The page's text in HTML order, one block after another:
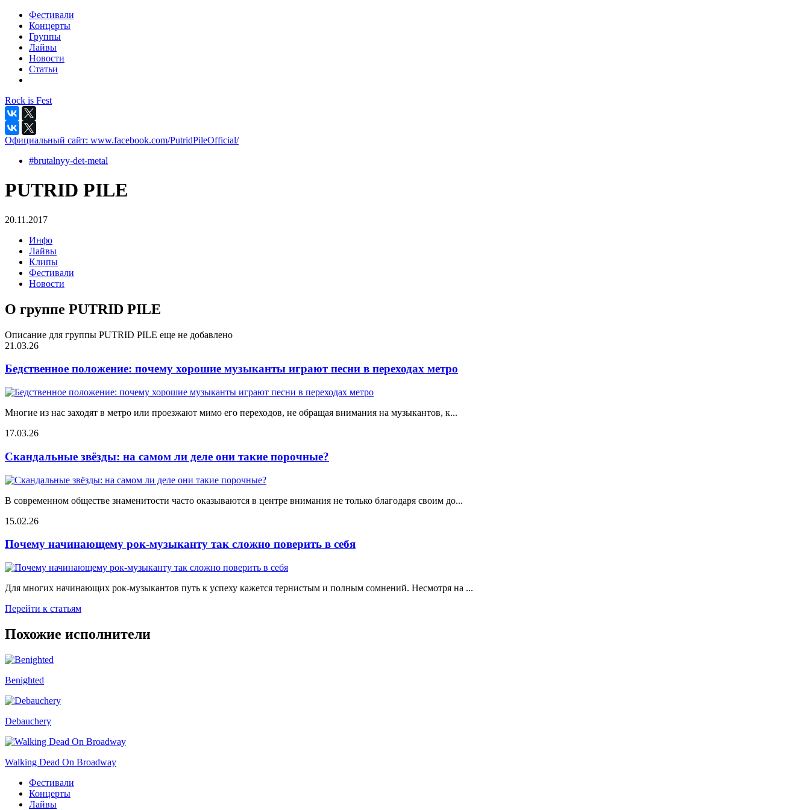
Фестивали
Концерты
Группы
Лайвы
Новости
Статьи
Rock is Fest
Официальный сайт: www.facebook.com/PutridPileOfficial/
#brutalnyy-det-metal
PUTRID PILE
20.11.2017
Инфо
Лайвы
Клипы
Фестивали
Новости
О группе PUTRID PILE
Описание для группы PUTRID PILE еще не добавлено
21.03.26
Бедственное положение: почему хорошие музыканты играют песни в переходах метро
Многие из нас заходят в метро или проезжают мимо его переходов, не обращая внимания на музыкантов, к...
17.03.26
Скандальные звёзды: на самом ли деле они такие порочные?
В современном обществе знаменитости часто оказываются в центре внимания не только благодаря своим до...
15.02.26
Почему начинающему рок-музыканту так сложно поверить в себя
Для многих начинающих рок-музыкантов путь к успеху кажется тернистым и полным сомнений. Несмотря на ...
Перейти к статьям
Похожие исполнители
Benighted
Debauchery
Walking Dead On Broadway
Фестивали
Концерты
Лайвы